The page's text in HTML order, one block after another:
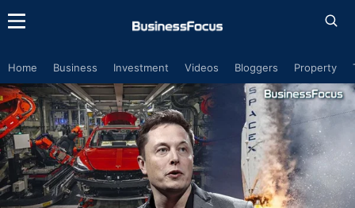
Home Business Investment Videos Bloggers Property